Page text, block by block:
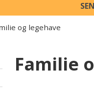
og legehave
Familie